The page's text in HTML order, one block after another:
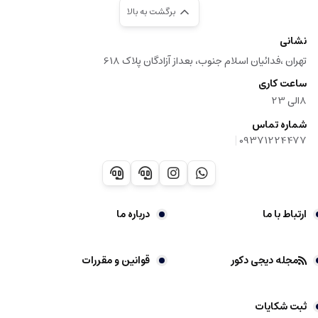
برگشت به بالا
نشانی
تهران ،فدائیان اسلام جنوب، بعداز آزادگان پلاک 618
ساعت کاری
8الی 23
شماره تماس
09371224477
|
ارتباط با ما درباره ما
مجله دیجی دکور قوانین و مقررات
ثبت شکایات